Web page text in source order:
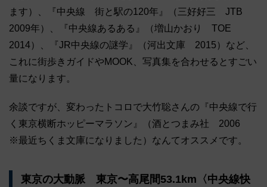
ます）、『中央線 街と駅の120年』（三好好三 JTB
2009年）、『中央線あるある』（増山かおり TOE
2014）、『JR中央線の謎学』（河出文庫 2015）など、
これに街歩きガイドやMOOK、写真集を合わせるとすごい
量になります。
余談ですが、変わったトコロで大竹聡さんの『中央線で行
く東京横断ホッピーマラソン』（酒とつまみ社 2006
※最近ちくま文庫になりました）なんてオススメです。
東京の大動脈 東京〜高尾間53.1km〈中央線快